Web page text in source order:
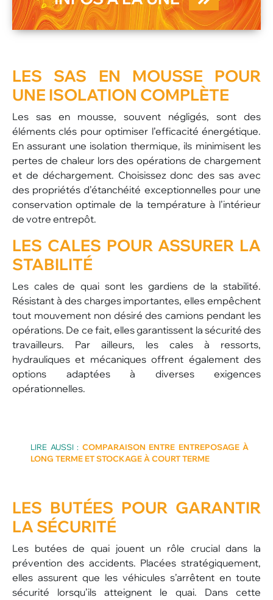
LES SAS EN MOUSSE POUR
UNE ISOLATION COMPLÈTE
Les sas en mousse, souvent négligés, sont des
éléments clés pour optimiser l’efficacité énergétique.
En assurant une isolation thermique, ils minimisent les
pertes de chaleur lors des opérations de chargement
et de déchargement. Choisissez donc des sas avec
des propriétés d’étanchéité exceptionnelles pour une
conservation optimale de la température à l’intérieur
de votre entrepôt.
LES CALES POUR ASSURER LA
STABILITÉ
Les cales de quai sont les gardiens de la stabilité.
Résistant à des charges importantes, elles empêchent
tout mouvement non désiré des camions pendant les
opérations. De ce fait, elles garantissent la sécurité des
travailleurs. Par ailleurs, les cales à ressorts,
hydrauliques et mécaniques offrent également des
options adaptées à diverses exigences
opérationnelles.
LIRE AUSSI : COMPARAISON ENTRE ENTREPOSAGE À
LONG TERME ET STOCKAGE À COURT TERME
LES BUTÉES POUR GARANTIR
LA SÉCURITÉ
Les butées de quai jouent un rôle crucial dans la
prévention des accidents. Placées stratégiquement,
elles assurent que les véhicules s’arrêtent en toute
sécurité lorsqu’ils atteignent le quai. Dans cette